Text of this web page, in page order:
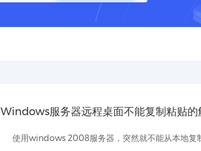
Windows服务器远程桌面不能复制粘贴的
使用windows 2008服务器，突然就不能从本地复